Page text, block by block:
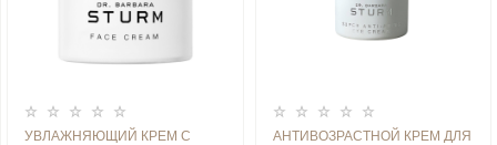
УВЛАЖНЯЮЩИЙ КРЕМ С
АНТИВОЗРАСТНОЙ КРЕМ ДЛЯ